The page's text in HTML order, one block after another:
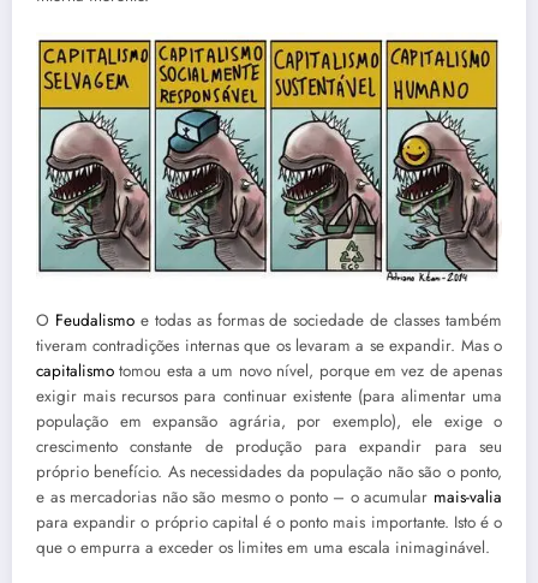
O Feudalismoe todas as formas de sociedade de classes também
tiveram contradições internas que os levaram a se expandir. Mas o
capitalismo tomou esta a um novo nível, porque em vez de apenas
exigir mais recursos para continuar existente (para alimentar uma
população em expansão agrária, por exemplo), ele exige o
crescimento constante de produção para expandir para seu
próprio benefício. As necessidades da população não são o ponto,
e as mercadorias não são mesmo o ponto – o acumular mais-valia
para expandir o próprio capital é o ponto mais importante. Isto é o
que o empurra a exceder os limites em uma escala inimaginável.